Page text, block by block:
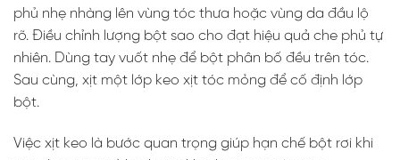
phủ nhẹ nhàng lên vùng tóc thưa hoặc vùng da đầu lộ
rõ. Điều chỉnh lượng bột sao cho đạt hiệu quả che phủ tự
nhiên. Dùng tay vuốt nhẹ để bột phân bố đều trên tóc.
Sau cùng, xịt một lớp keo xịt tóc mỏng để cố định lớp
bột.
Việc xịt keo là bước quan trọng giúp hạn chế bột rơi khi